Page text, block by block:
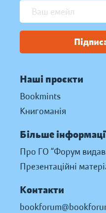
Наші проєкти
Bookmints
Книгоманія
Більше
Про ГО “Форум
Презентаційні
Контакти